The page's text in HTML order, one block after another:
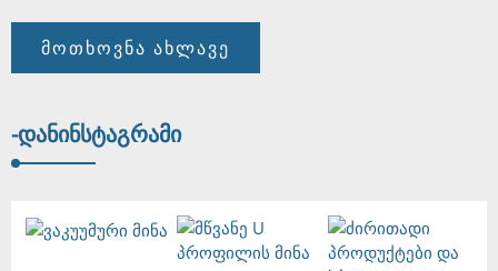
ᲛᲝᲗᲮᲝᲕᲜᲐ ᲐᲮᲚᲐᲕᲔ
-ᲓᲐᲜᲘᲜᲡᲢᲐᲒᲠᲐᲛᲘ